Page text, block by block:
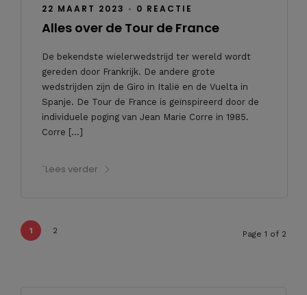
22 MAART 2023 • 0 REACTIE
Alles over de Tour de France
De bekendste wielerwedstrijd ter wereld wordt
gereden door Frankrijk. De andere grote
wedstrijden zijn de Giro in Italië en de Vuelta in
Spanje. De Tour de France is geïnspireerd door de
individuele poging van Jean Marie Corre in 1985.
Corre […]
`Lees verder
1 2 Page 1 of 2